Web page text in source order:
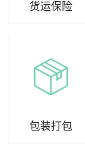
货运保险
包装打包